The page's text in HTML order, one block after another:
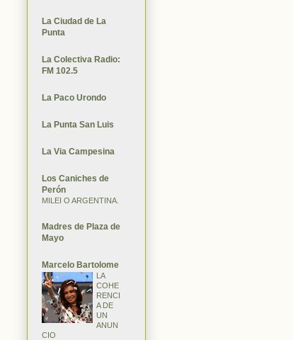
La Ciudad de La
Punta
La Colectiva Radio:
FM 102.5
La Paco Urondo
La Punta San Luis
La Via Campesina
Los Caniches de
Perón
MILEI O ARGENTINA.
Madres de Plaza de
Mayo
Marcelo Bartolome
LA
COHE
RENCI
A DE
UN
ANUN
CIO